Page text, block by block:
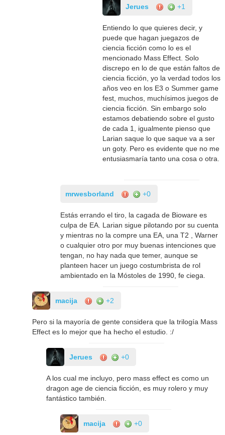
Jerues +1
Entiendo lo que quieres decir, y
puede que hagan juegazos de
ciencia ficción como lo es el
mencionado Mass Effect. Solo
discrepo en lo de que están faltos de
ciencia ficción, yo la verdad todos los
años veo en los E3 o Summer game
fest, muchos, muchísimos juegos de
ciencia ficción. Sin embargo solo
estamos debatiendo sobre el gusto
de cada 1, igualmente pienso que
Larian saque lo que saque va a ser
un goty. Pero es evidente que no me
entusiasmaría tanto una cosa o otra.
mrwesborland +0
Estás errando el tiro, la cagada de Bioware es
culpa de EA. Larian sigue pilotando por su cuenta
y mientras no la compre una EA, una T2 , Warner
o cualquier otro por muy buenas intenciones que
tengan, no hay nada que temer, aunque se
planteen hacer un juego costumbrista de rol
ambientado en la Móstoles de 1990, fe ciega.
macija +2
Pero si la mayoría de gente considera que la trilogía Mass
Effect es lo mejor que ha hecho el estudio. :/
Jerues +0
A los cual me incluyo, pero mass effect es como un
dragon age de ciencia ficción, es muy rolero y muy
fantástico también.
macija +0